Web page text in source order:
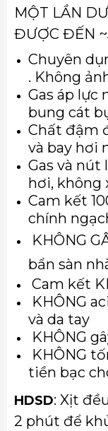
MỘT LẦN
ĐƯỢC ĐẾN
Chuyên
. Không
Gas áp lực
bung cát
Chất đậm
và bay hơi
Gas và
hơi, không
Cam kết
chính
KHÔNG
bẩn sàn
Cam kết
KHÔNG
và da tay
KHÔNG
KHÔNG
tiền bạc
HDSD: Xịt
2 phút để